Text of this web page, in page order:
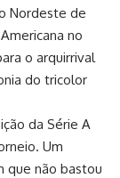
Nordeste de
no
o arquirrival
do tricolor
da Série A
Um
que não bastou